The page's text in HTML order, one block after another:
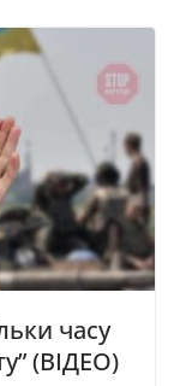
часу
(ВІДЕО)